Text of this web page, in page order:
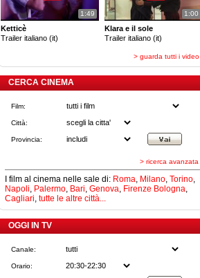
1:49
Ketticè
Trailer italiano (it)
1:00
Klara e il sole
Trailer italiano (it)
> guarda tutti i video
CERCA CINEMA
Film:
Città:
Provincia:
> ricerca avanzata
I film al cinema nelle sale di: Roma, Milano, Torino,
Napoli, Palermo, Bari, Genova, Firenze Bologna,
Cagliari, tutte le altre città...
OGGI IN TV
Canale:
Orario: